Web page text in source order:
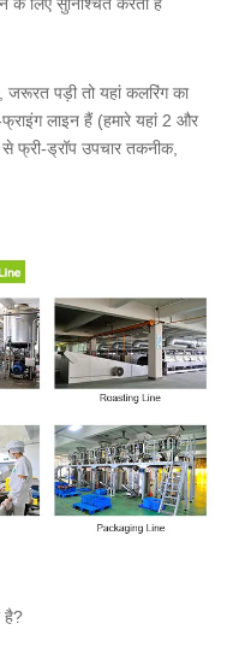
जरूरत पड़ी तो यहां कलरिंग का
लाइन हैं (हमारे यहां 2 और
फ्री-ड्रॉप उपचार तकनीक,
है?